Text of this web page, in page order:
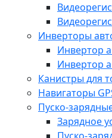
Инверторы
Инвертор
Инвертор
Канистры для
Навигаторы
Пуско-
Зарядное